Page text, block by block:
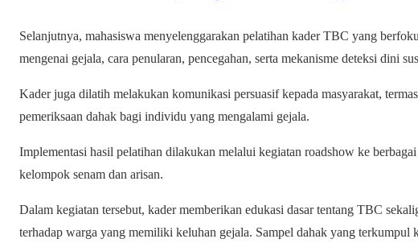
Selanjutnya, mahasiswa menyelenggarakan pelatihan kader TBC yang
mengenai gejala, cara penularan, pencegahan, serta mekanisme deteksi dini
Kader juga dilatih melakukan komunikasi persuasif kepada masyarakat,
pemeriksaan dahak bagi individu yang mengalami gejala.
Implementasi hasil pelatihan dilakukan melalui kegiatan roadshow ke
kelompok senam dan arisan.
Dalam kegiatan tersebut, kader memberikan edukasi dasar tentang TBC
terhadap warga yang memiliki keluhan gejala. Sampel dahak yang terkumpul